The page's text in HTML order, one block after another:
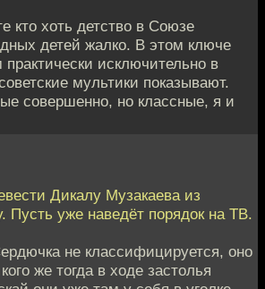
кто хоть детство в Союзе
детей жалко. В этом ключе
исключительно в
мультики показывают.
совершенно, но классные, я и
Дикалу Музакаева из
Пусть уже наведёт порядок на ТВ.
не классифицируется, оно
же тогда в ходе застолья